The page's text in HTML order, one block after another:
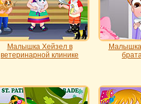
Малышка Хейзел в
ветеринарной клинике
Малышка